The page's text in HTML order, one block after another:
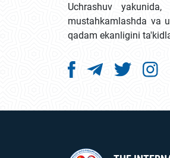
Uchrashuv
mustahkamlashda va
qadam ekanligini